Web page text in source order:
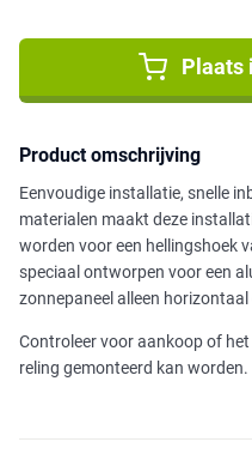
Plaats
Product omschrijving
Eenvoudige installatie, snelle
materialen maakt deze
worden voor een hellingshoek
speciaal ontworpen voor een
zonnepaneel alleen
Controleer voor aankoop of
reling gemonteerd kan worden.